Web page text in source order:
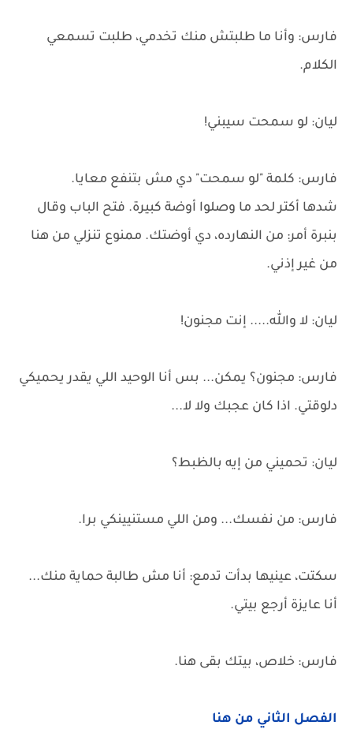
فارس: وأنا ما طلبتش منك تخدمي، طلبت تسمعي
الكلام.
ليان: لو سمحت سيبني!
فارس: كلمة "لو سمحت" دي مش بتنفع معايا.
شدها أكتر لحد ما وصلوا أوضة كبيرة. فتح الباب وقال
بنبرة أمر: من النهارده، دي أوضتك. ممنوع تنزلي من هنا
من غير إذني.
ليان: لا والله..... إنت مجنون!
فارس: مجنون؟ يمكن... بس أنا الوحيد اللي يقدر يحميكي
دلوقتي. اذا كان عجبك ولا لا...
ليان: تحميني من إيه بالظبط؟
فارس: من نفسك... ومن اللي مستنيينكي برا.
سكتت، عينيها بدأت تدمع: أنا مش طالبة حماية منك...
أنا عايزة أرجع بيتي.
فارس: خلاص، بيتك بقى هنا.
الفصل الثاني من هنا